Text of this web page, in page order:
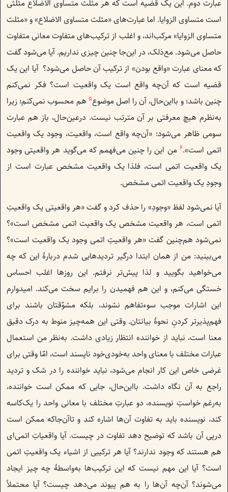
عبارت دوم. این یک قضیه است که هر مثلث متساوی الاضلاع مثلثی
است متساوی الزوایا. اما عبارت‌های «مثلث متساوی الاضلاع» و «مثلث
متساوی الزوایا» مرکب‌اند، و اغلب از ترکیب‌های متفاوت معانی متفاوت
حاصل می‌شود. مع‌ذلک، در این‌جا چنین چیزی نداریم. آیا می‌شود گفت
که معنای عبارت «واقع بودن» از ترکیب آن حاصل می‌شود؟ ‌ آیا این یک
قضیه است که آن‌چه واقع است یک واقعیت است؟ فکر نمی‌کنم
چنین باشد؛ و بااین‌حال، آن را اصل موضوع5 هم محسوب نمی‌کنم؛ زیرا
به‌نظرم هیچ معرفتی بر آن مترتب نیست. درعین‌حال، باز هم عبارت
سومی ظاهر می‌شود: «آن‌چه واقع است، واقعیت، وجود یک واقعیت
اتمی است».6 من این را چنین می‌فهمم که می‌گوید هر واقعیتی وجود
یک واقعیت اتمی است، فلذا یک واقعیت مشخص عبارت است از
وجودِ یک واقعیت اتمی مشخص.
آیا نمی‌شود لفظ «وجودِ» را حذف کرد و گفت «هر واقعیتی یک واقعیتِ
اتمی است، هر واقعیت مشخص یک واقعیت اتمی مشخص است»؟
نمی‌شود هم‌چنین گفت «هر واقعیتِ اتمی وجود یک واقعیت است»؟
می‌بینید: من از همان ابتدا درگیر تردیدهایی شدم دربارهٔ این که چه
می‌خواهید بگویید و لذا پیش‌تر نرفتم. این روزها اغلب احساس
خستگی می‌کنم، و این هم فهمیدن را برایم سخت می‌کند. امیدوارم
این اشارات موجب سوءتفاهم نشوند، بلکه مشوّقتان باشند برای
فهم‌پذیرتر کردنِ نحوهٔ بیانتان. وقتی این همه‌‌چیز منوط به درک دقیق
معنا است،‌ نباید از خواننده انتظار زیادی داشت. به‌نظر من استعمال
عبارات مختلف با معنای واحد به‌خودی‌خود ناپسند است، امّا وقتی برای
غرضی خاص این کار انجام می‌شود، نباید خواننده را در شک و تردید
راجع به آن نگاه داشت. بااین‌‌حال، جایی که ممکن است خواننده،
به‌رغم خواستِ نویسنده، دو عبارتِ مختلف با معانی واحد را یک‌کاسه
کند، نویسنده باید به تفاوت آن‌ها اشاره کند و تاآن‌جاکه ممکن است
درپی آن باشد که توضیح دهد تفاوت در چیست. آیا واقعیاتِ اتمی‌ای
هم هستند که وجود ندارند؟ آيا هر ترکیبی از اشیاء یک واقعیتِ اتمی
است؟ آیا این مهم نیست که این ترکیب‌ها به‌واسطهٔ ‌چه چیز ایجاد
می‌شوند؟ آن‌چه آن‌ها را به هم پیوند می‌دهد چیست؟ آیا محتملاً